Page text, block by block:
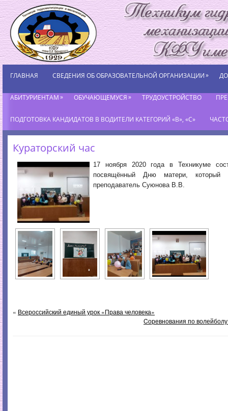
ГЛАВНАЯ СВЕДЕНИЯ ОБ ОБРАЗОВАТЕЛЬНОЙ ОРГАНИЗАЦИИ»
АБИТУРИЕНТАМ» ОБУЧАЮЩЕМУСЯ» ТРУДОУСТРОЙСТВО
ПОДГОТОВКА КАНДИДАТОВ В ВОДИТЕЛИ КАТЕГОРИЙ «В», «С»
Кураторский час
17 ноября 2020 года в Техникуме
посвящённый Дню матери,
преподаватель Суюнова В.В.
« Всероссийский единый урок «Права человека»
Cоревнования по